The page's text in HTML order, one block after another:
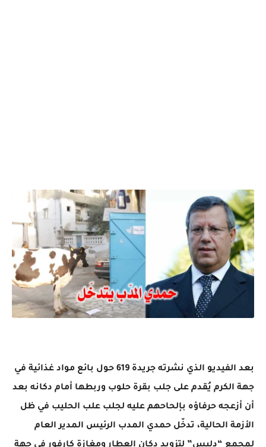
بعد الفيديو الذي نشرته جريدة 619 حول بائع مواد غذائية في
جهة الكرم يُقدم على جلب بقرة حلوب وربطها أمام دكانه بعد
أن أزعجه حرفاؤه بإلحاحهم عليه لجلب علب الحليب في ظل
الأزمة الحالية، تدخّل حمدي المدب الرئيس المدير العام